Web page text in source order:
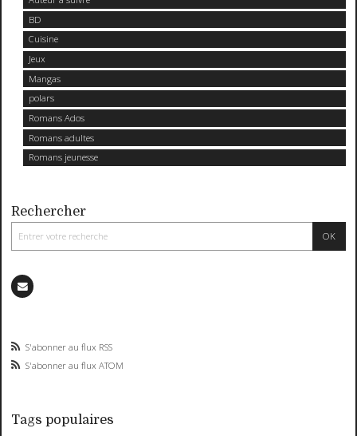
BD
Cuisine
Jeux
Mangas
polars
Romans Ados
Romans adultes
Romans jeunesse
Rechercher
S'abonner au flux RSS
S'abonner au flux ATOM
Tags populaires